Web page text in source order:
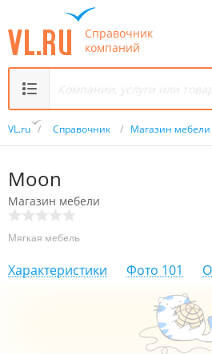
Справочник
компаний
VL.ru / Справочник / Магазин мебели
Moon
Магазин мебели
Мягкая мебель
Характеристики Фото 101